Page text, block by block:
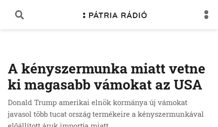
A kényszermunka miatt vetne
ki magasabb vámokat az USA
Donald Trump amerikai elnök kormánya új vámokat
javasol több tucat ország termékeire a kényszermunkával